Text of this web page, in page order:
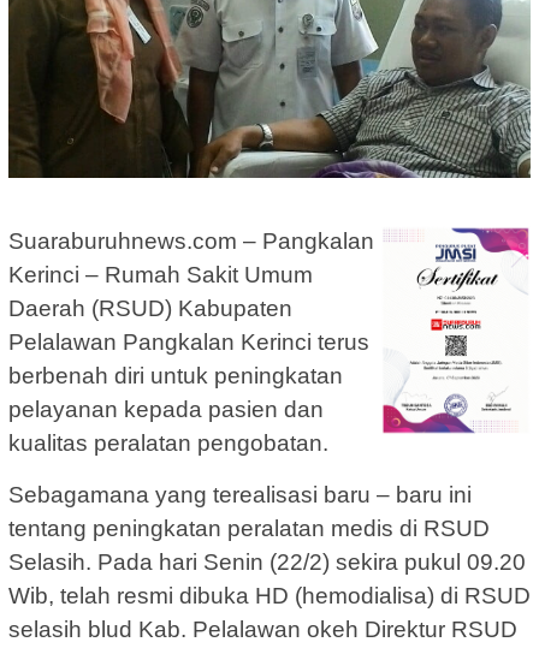
Suaraburuhnews.com – Pangkalan
Kerinci – Rumah Sakit Umum
Daerah (RSUD) Kabupaten
Pelalawan Pangkalan Kerinci terus
berbenah diri untuk peningkatan
pelayanan kepada pasien dan
kualitas peralatan pengobatan.
Sebagamana yang terealisasi baru – baru ini
tentang peningkatan peralatan medis di RSUD
Selasih. Pada hari Senin (22/2) sekira pukul 09.20
Wib, telah resmi dibuka HD (hemodialisa) di RSUD
selasih blud Kab. Pelalawan okeh Direktur RSUD